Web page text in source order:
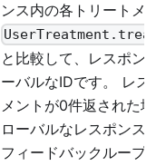
ンス内の各トリートメン
と比較して、レスポン
ーバルなIDです。 レス
メントが0件返された場
ローバルなレスポンス
フィードバックループ